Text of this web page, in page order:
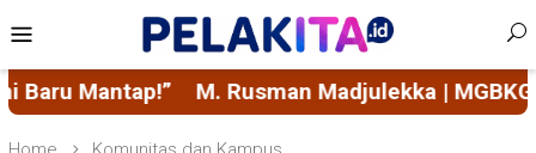
to
contentMenu
Madjulekka | MGBKGI dan Transformasi